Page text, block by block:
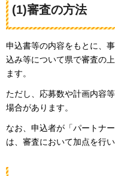
(1)審査の方法
申込書等の内容をもとに、
込み等について県で審査の
ます。
ただし、応募数や計画内容
場合があります。
なお、申込者が「パートナ
は、審査において加点を行い